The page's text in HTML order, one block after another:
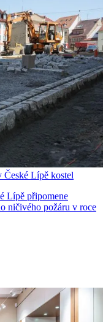
České Lípě kostel
Lípě připomene
ničivého požáru v roce